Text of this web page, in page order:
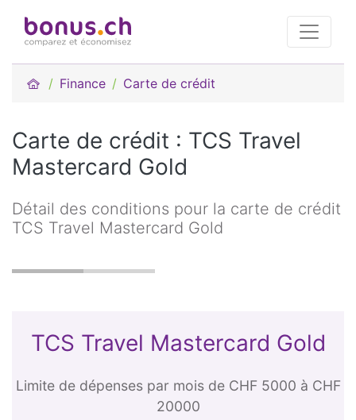
Finance Carte de crédit
Carte de crédit : TCS Travel
Mastercard Gold
Détail des conditions pour la carte de crédit
TCS Travel Mastercard Gold
TCS Travel Mastercard Gold
Limite de dépenses par mois de CHF 5000 à CHF
20000